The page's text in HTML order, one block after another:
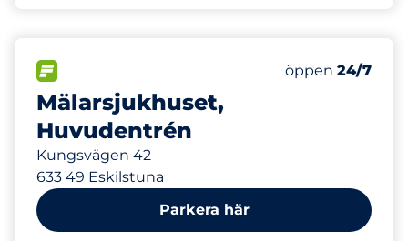
Mälarsjukhuset,
Huvudentrén
Kungsvägen 42
633 49 Eskilstuna
Antal
Totalt antal
Lördag
öppen 24/7
376 m
Parkera här